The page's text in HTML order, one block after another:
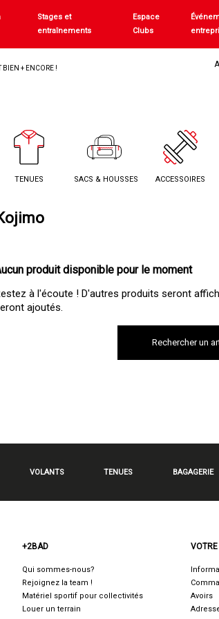
Stages et
entraînements
Espace
Clubs
BIEN + ENCORE !
TENUES SACS & HOUSSES ACCESSOIRES
produit disponible pour le moment
à l'écoute ! D'autres produits seront
ajoutés.
VOLANTS TENUES BAGAGERIE
+2BAD
Qui sommes-nous?
Rejoignez la team !
Matériel sportif pour collectivités
Louer un terrain
Avoirs